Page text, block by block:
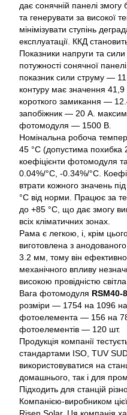
дає сонячній панелі змогу
та генерувати за високої
мінімізувати ступінь
експлуатації. ККД
Показники напруги та
потужності сонячної
показник сили струму —
контуру має значення
короткого замикання —
запобіжник — 20 А.
фотомодуля — 1500 В.
Номінальна робоча
45 °C (допустима похибка
коефіцієнти фотомодуля
0.04%/°С, -0.34%/°С.
втрати кожного значень
°C від норми. Працює за
до +85 °C, що дає змогу
всіх кліматичних зонах.
Рама є легкою, і, крім
виготовлена з
3.2 мм, тому він
механічного впливу
високою провідністю
Вага фотомодуля RSM40-
розміри — 1754 на 1096
фотоелемента — 156 на 78
фотоелементів — 120 шт.
Продукція компанії
стандартами ISO, TUV
використовуватися на
домашнього, так і для
Підходить для станцій
Компанією-виробником